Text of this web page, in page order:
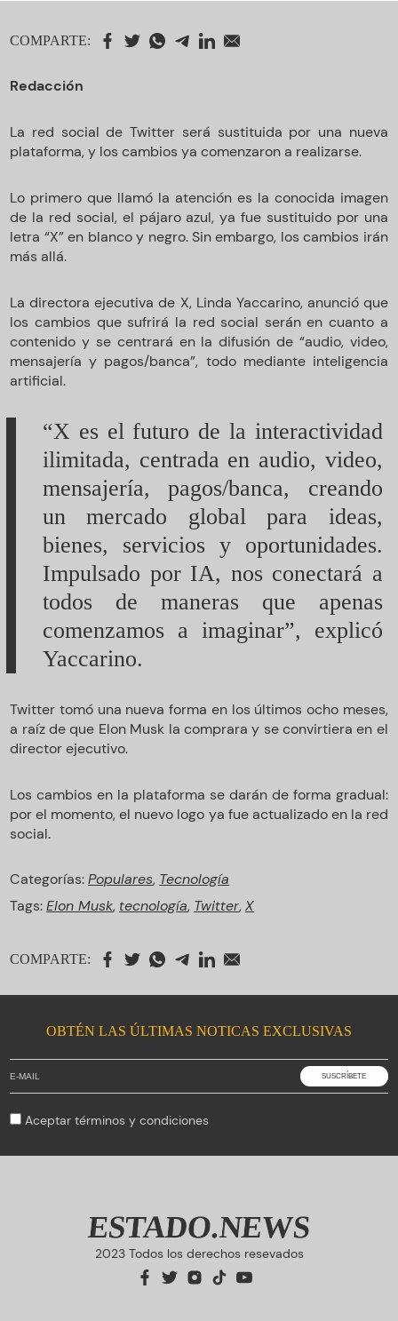
COMPARTE:
Redacción
La red social de Twitter será sustituida por una nueva
plataforma, y los cambios ya comenzaron a realizarse.
Lo primero que llamó la atención es la conocida imagen
de la red social, el pájaro azul, ya fue sustituido por una
letra “X” en blanco y negro. Sin embargo, los cambios irán
más allá.
La directora ejecutiva de X, Linda Yaccarino, anunció que
los cambios que sufrirá la red social serán en cuanto a
contenido y se centrará en la difusión de “audio, video,
mensajería y pagos/banca”, todo mediante inteligencia
artificial.
“X es el futuro de la interactividad
ilimitada, centrada en audio, video,
mensajería, pagos/banca, creando
un mercado global para ideas,
bienes, servicios y oportunidades.
Impulsado por IA, nos conectará a
todos de maneras que apenas
comenzamos a imaginar”, explicó
Yaccarino.
Twitter tomó una nueva forma en los últimos ocho meses,
a raíz de que Elon Musk la comprara y se convirtiera en el
director ejecutivo.
Los cambios en la plataforma se darán de forma gradual:
por el momento, el nuevo logo ya fue actualizado en la red
social.
Categorías:Populares, Tecnología
Tags:Elon Musk, tecnología, Twitter,X
COMPARTE:
OBTÉN LAS ÚLTIMAS NOTICAS EXCLUSIVAS
Aceptartérminos y condiciones
ESTADO.NEWS
2023 Todos los derechos resevados